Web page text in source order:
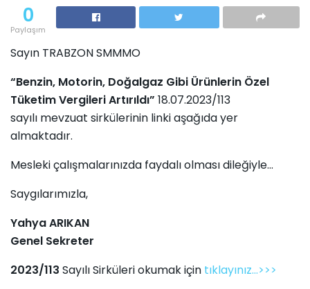
0
Paylaşım
Sayın TRABZON SMMMO
“Benzin, Motorin, Doğalgaz Gibi Ürünlerin Özel
Tüketim Vergileri Artırıldı” 18.07.2023/113
sayılı mevzuat sirkülerinin linki aşağıda yer
almaktadır.
Mesleki çalışmalarınızda faydalı olması dileğiyle...
Saygılarımızla,
Yahya ARIKAN
Genel Sekreter
2023/113 Sayılı Sirküleri okumak için tıklayınız...>>>